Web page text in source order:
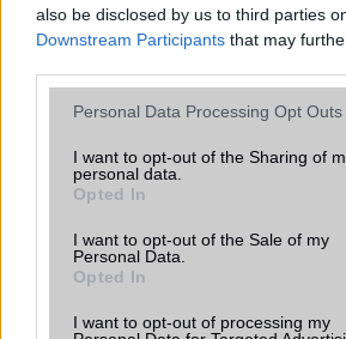
also be disclosed by us to third parties
Downstream Participants that may
Please note that this website/app uses
not limited to your visit or usage
grant or deny consent to Google and its
use your data for below specified
consent section.
Personal Data Processing Opt Outs
I want to opt-out of the Sharing of
personal data.
Opted In
I want to opt-out of the Sale of my
Personal Data.
Opted In
I want to opt-out of processing my
Az Android rejtett
funkció, amely
meg a mindennapokat
2026.06.14| Android Police
Android már évek óta olyan intelligens
amelyek maguktól dolgoznak a
Ez a rejtett Samsung
megváltoztatja a
sokan mégsem tudnak
2026.07.12| Android